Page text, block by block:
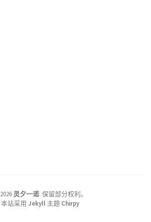
2026 灵夕一诺. 保留部分权利。
本站采用 Jekyll 主题 Chirpy